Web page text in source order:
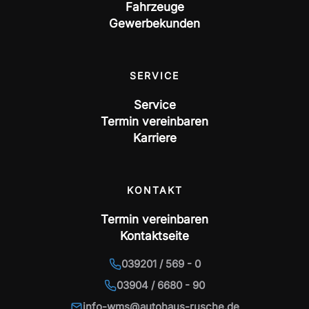
Fahrzeuge
Gewerbekunden
SERVICE
Service
Termin vereinbaren
Karriere
KONTAKT
Termin vereinbaren
Kontaktseite
039201 / 569 - 0
03904 / 6680 - 90